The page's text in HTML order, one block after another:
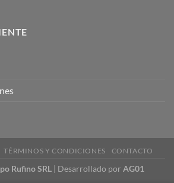
TÉRMINOS Y CONDICIONES CONTACTO
Rufino SRL| Desarrollado por AG01